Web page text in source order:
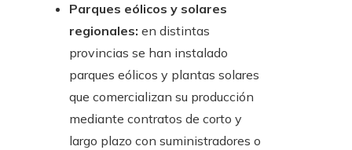
Parques eólicos y solares
regionales: en distintas
provincias se han instalado
parques eólicos y plantas solares
que comercializan su producción
mediante contratos de corto y
largo plazo con suministradores o